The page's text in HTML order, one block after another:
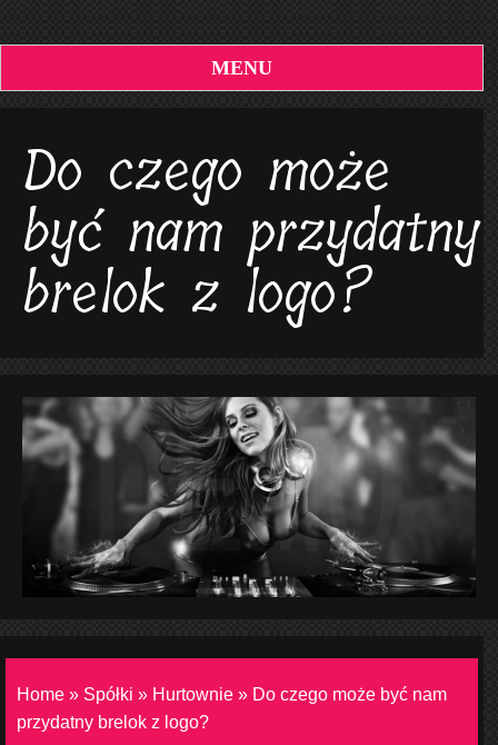
MENU
Do czego może
być nam przydatny
brelok z logo?
Home » Spółki » Hurtownie » Do czego może być nam
przydatny brelok z logo?